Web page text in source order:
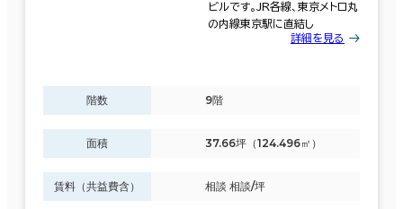
ビルです。JR各線、東京メトロ丸
の内線東京駅に直結し
詳細を見る
階数 9階
面積 37.66坪（124.496㎡）
賃料（共益費含） 相談 相談/坪